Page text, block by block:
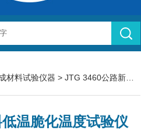
材料试验仪器 > JTG 3460公路新标准
温脆化温度试验仪